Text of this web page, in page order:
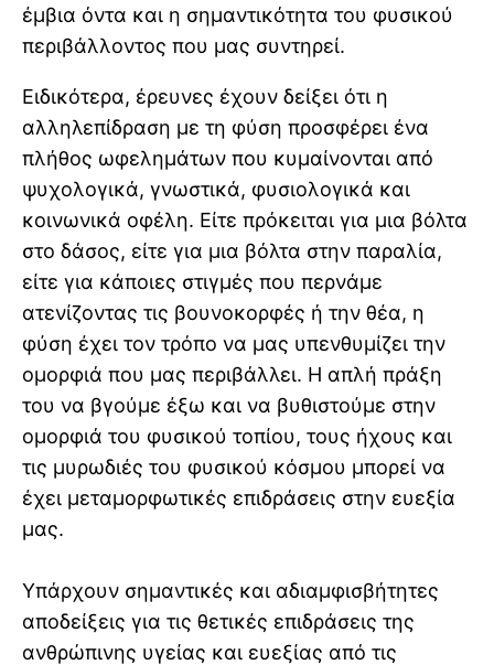
έμβια όντα και η σημαντικότητα του φυσικού
περιβάλλοντος που μας συντηρεί.
Ειδικότερα, έρευνες έχουν δείξει ότι η
αλληλεπίδραση με τη φύση προσφέρει ένα
πλήθος ωφελημάτων που κυμαίνονται από
ψυχολογικά, γνωστικά, φυσιολογικά και
κοινωνικά οφέλη. Είτε πρόκειται για μια βόλτα
στο δάσος, είτε για μια βόλτα στην παραλία,
είτε για κάποιες στιγμές που περνάμε
ατενίζοντας τις βουνοκορφές ή την θέα, η
φύση έχει τον τρόπο να μας υπενθυμίζει την
ομορφιά που μας περιβάλλει. Η απλή πράξη
του να βγούμε έξω και να βυθιστούμε στην
ομορφιά του φυσικού τοπίου, τους ήχους και
τις μυρωδιές του φυσικού κόσμου μπορεί να
έχει μεταμορφωτικές επιδράσεις στην ευεξία
μας.
Υπάρχουν σημαντικές και αδιαμφισβήτητες
αποδείξεις για τις θετικές επιδράσεις της
ανθρώπινης υγείας και ευεξίας από τις